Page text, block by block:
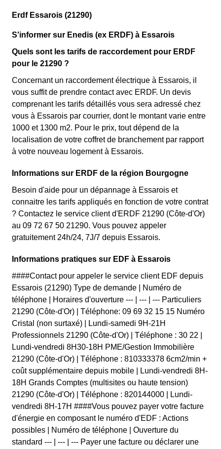
Erdf Essarois (21290)
S'informer sur Enedis (ex ERDF) à Essarois
Quels sont les tarifs de raccordement pour ERDF
pour le 21290 ?
Concernant un raccordement électrique à Essarois, il
vous suffit de prendre contact avec ERDF. Un devis
comprenant les tarifs détaillés vous sera adressé chez
vous à Essarois par courrier, dont le montant varie entre
1000 et 1300 m2. Pour le prix, tout dépend de la
localisation de votre coffret de branchement par rapport
à votre nouveau logement à Essarois.
Informations sur ERDF de la région Bourgogne
Besoin d'aide pour un dépannage à Essarois et
connaitre les tarifs appliqués en fonction de votre contrat
? Contactez le service client d'ERDF 21290 (Côte-d'Or)
au 09 72 67 50 21290. Vous pouvez appeler
gratuitement 24h/24, 7J/7 depuis Essarois.
Informations pratiques sur EDF à Essarois
####Contact pour appeler le service client EDF depuis
Essarois (21290) Type de demande | Numéro de
téléphone | Horaires d'ouverture --- | --- | --- Particuliers
21290 (Côte-d'Or) | Téléphone: 09 69 32 15 15 Numéro
Cristal (non surtaxé) | Lundi-samedi 9H-21H
Professionnels 21290 (Côte-d'Or) | Téléphone : 30 22 |
Lundi-vendredi 8H30-18H PME/Gestion Immobilière
21290 (Côte-d'Or) | Téléphone : 810333378 6cm2/min +
coût supplémentaire depuis mobile | Lundi-vendredi 8H-
18H Grands Comptes (multisites ou haute tension)
21290 (Côte-d'Or) | Téléphone : 820144000 | Lundi-
vendredi 8H-17H ####Vous pouvez payer votre facture
d'énergie en composant le numéro d'EDF : Actions
possibles | Numéro de téléphone | Ouverture du
standard --- | --- | --- Payer une facture ou déclarer une